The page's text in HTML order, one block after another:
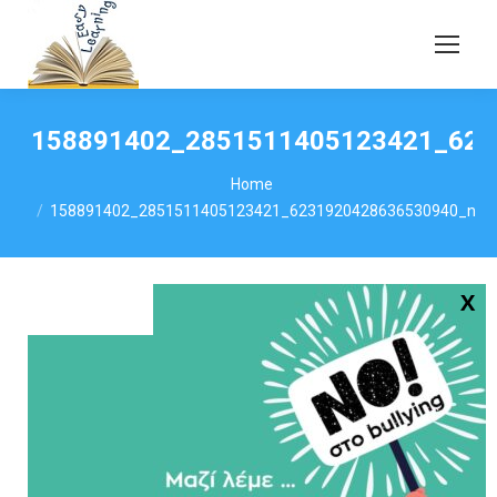
Home
158891402_2851511405123421_6231920428636530940_n